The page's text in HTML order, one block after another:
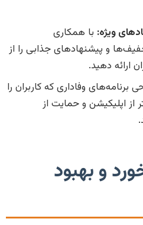
ویژه: با همکاری
و پیشنهادهای جذابی را از
ارائه دهید.
برنامه‌های وفاداری که کاربران را
از اپلیکیشن و حمایت از
و بهبود